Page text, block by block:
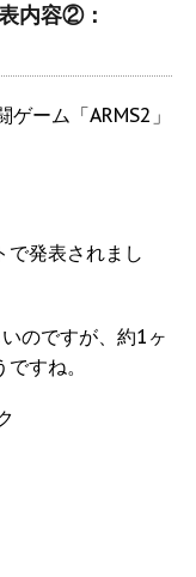
内容②：
ーム「ARMS2」
で発表されまし
のですが、約1ヶ
すね。